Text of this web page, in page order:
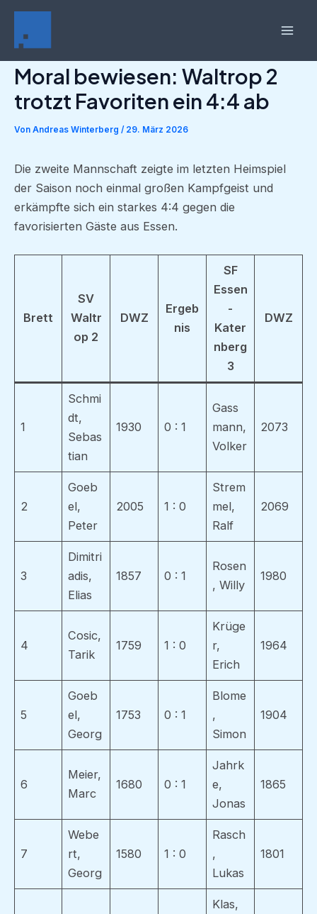
Zum
springen
Moral bewiesen: Waltrop 2
trotzt Favoriten ein 4:4 ab
Von Andreas Winterberg / 29. März 2026
Die zweite Mannschaft zeigte im letzten Heimspiel
der Saison noch einmal großen Kampfgeist und
erkämpfte sich ein starkes 4:4 gegen die
favorisierten Gäste aus Essen.
Brett
SV
Waltr
op 2
DWZ
Ergeb
nis
SF
Essen
-
Kater
nberg
3
DWZ
1
Schmi
dt,
Sebas
tian
1930 0 : 1
Gass
mann,
Volker
2073
2
Goeb
el,
Peter
2005 1 : 0
Strem
mel,
Ralf
2069
3
Dimitri
adis,
Elias
1857 0 : 1
Rosen
, Willy
1980
4
Cosic,
Tarik
1759 1 : 0
Krüge
r,
Erich
1964
5
Goeb
el,
Georg
1753 0 : 1
Blome
,
Simon
1904
6
Meier,
Marc
1680 0 : 1
Jahrk
e,
Jonas
1865
7
Webe
rt,
Georg
1580 1 : 0
Rasch
,
Lukas
1801
Klas,